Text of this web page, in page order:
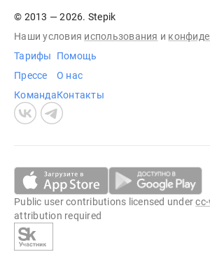
© 2013 — 2026. Stepik
Наши условия использования и
Тарифы
Прессе
Команда
Помощь
О нас
Контакты
Public user contributions licensed under
attribution required